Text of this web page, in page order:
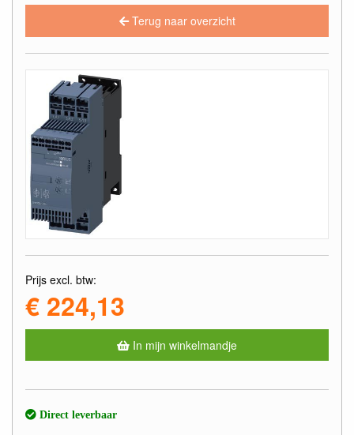
Terug naar overzicht
Prijs excl. btw:
€ 224,13
In mijn winkelmandje
Direct leverbaar